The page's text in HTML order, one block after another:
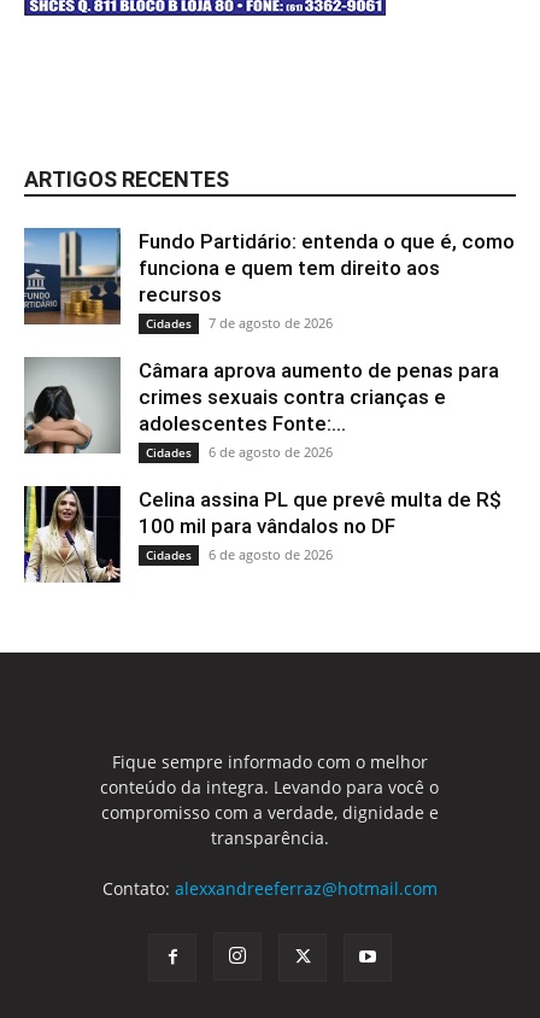
ARTIGOS RECENTES
Fundo Partidário: entenda o que é, como
funciona e quem tem direito aos
recursos
Cidades 7 de agosto de 2026
Câmara aprova aumento de penas para
crimes sexuais contra crianças e
adolescentes Fonte:...
Cidades 6 de agosto de 2026
Celina assina PL que prevê multa de R$
100 mil para vândalos no DF
Cidades 6 de agosto de 2026
Fique sempre informado com o melhor
conteúdo da integra. Levando para você o
compromisso com a verdade, dignidade e
transparência.
Contato: alexxandreeferraz@hotmail.com